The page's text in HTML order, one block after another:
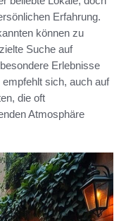
Erfahrung.
können zu
Suche auf
Erlebnisse
sich, auch auf
die oft
Atmosphäre